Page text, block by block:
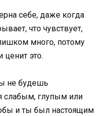
себе, даже когда
что чувствует,
много, потому
ценит это.
не будешь
слабым, глупым или
и ты был настоящим